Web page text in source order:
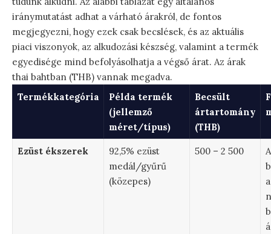
iránymutatást adhat a várható árakról, de fontos
megjegyezni, hogy ezek csak becslések, és az aktuális
piaci viszonyok, az alkudozási készség, valamint a termék
egyedisége mind befolyásolhatja a végső árat. Az árak
thai bahtban (THB) vannak megadva.
Termékkategória
Példa termék
(jellemző
méret/típus)
Becsült
ártartomány
(THB)
Ezüst ékszerek
92,5% ezüst
medál/gyűrű
(közepes)
500 – 2 500